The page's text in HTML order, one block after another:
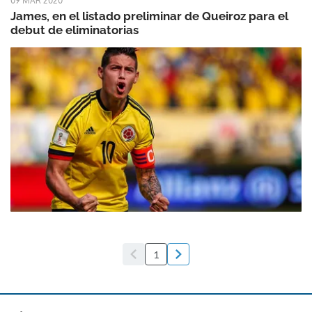
James, en el listado preliminar de Queiroz para el
debut de eliminatorias
1